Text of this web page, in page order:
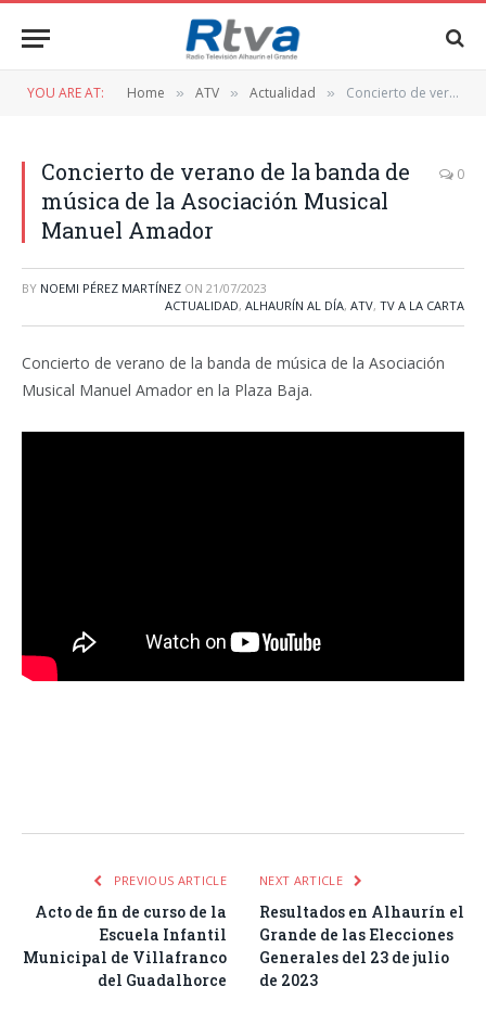
YOU ARE AT: Home » ATV » Actualidad » Concierto de verano de la banda de música de la Asociación Musical Manuel Amador
Concierto de verano de la banda de
música de la Asociación Musical
Manuel Amador
0
BY NOEMI PÉREZ MARTÍNEZ ON 21/07/2023
ACTUALIDAD, ALHAURÍN AL DÍA, ATV, TV A LA CARTA
Concierto de verano de la banda de música de la Asociación
Musical Manuel Amador en la Plaza Baja.
PREVIOUS ARTICLE
Acto de fin de curso de la
Escuela Infantil
Municipal de Villafranco
del Guadalhorce
NEXT ARTICLE
Resultados en Alhaurín el
Grande de las Elecciones
Generales del 23 de julio
de 2023